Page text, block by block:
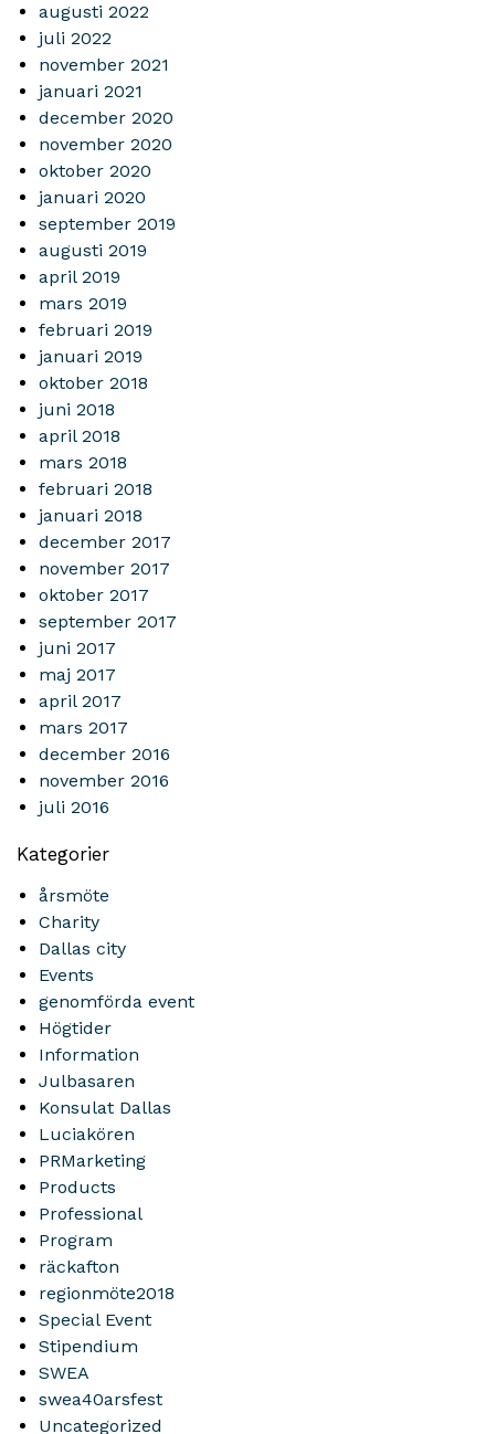
augusti 2022
juli 2022
november 2021
januari 2021
december 2020
november 2020
oktober 2020
januari 2020
september 2019
augusti 2019
april 2019
mars 2019
februari 2019
januari 2019
oktober 2018
juni 2018
april 2018
mars 2018
februari 2018
januari 2018
december 2017
november 2017
oktober 2017
september 2017
juni 2017
maj 2017
april 2017
mars 2017
december 2016
november 2016
juli 2016
Kategorier
årsmöte
Charity
Dallas city
Events
genomförda event
Högtider
Information
Julbasaren
Konsulat Dallas
Luciakören
PRMarketing
Products
Professional
Program
räckafton
regionmöte2018
Special Event
Stipendium
SWEA
swea40arsfest
Uncategorized